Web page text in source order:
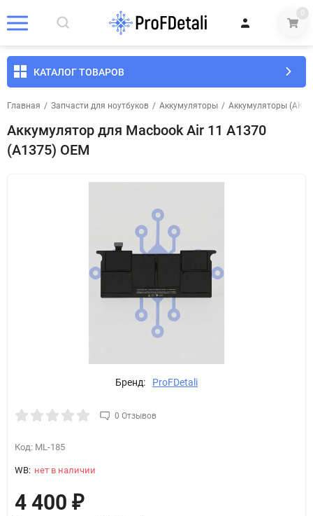
0
КАТАЛОГ ТОВАРОВ
Главная / Запчасти для ноутбуков / Аккумуляторы / Аккумуляторы (АКБ)
Аккумулятор для Macbook Air 11 A1370
(A1375) OEM
Бренд: ProFDetali
0 Отзывов
Код: ML-185
WB: нет в наличии
4 400 ₽